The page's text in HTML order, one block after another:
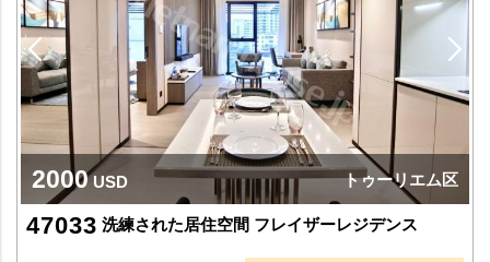
2000USD トゥーリエム区
47033 洗練された居住空間 フレイザーレジデンス